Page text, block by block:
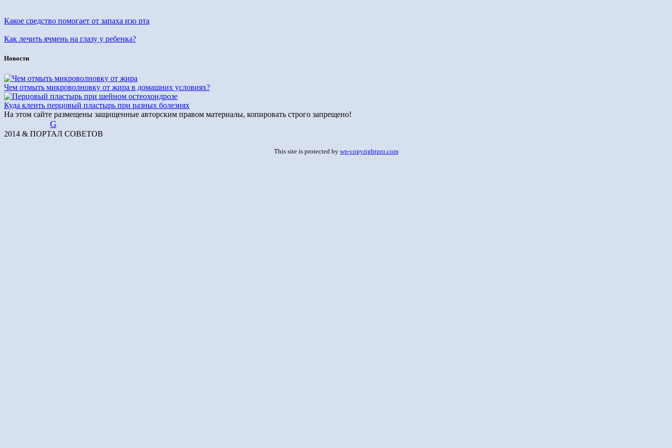
Какое средство помогает от запаха изо рта
Как лечить ячмень на глазу у ребенка?
Новости
Чем отмыть микроволновку от жира в домашних условиях?
Куда клеить перцовый пластырь при разных болезнях
На этом сайте размещены защищенные авторским правом материалы, копировать строго запрещено!
G
2014 & ПОРТАЛ СОВЕТОВ
This site is protected by wp-copyrightpro.com